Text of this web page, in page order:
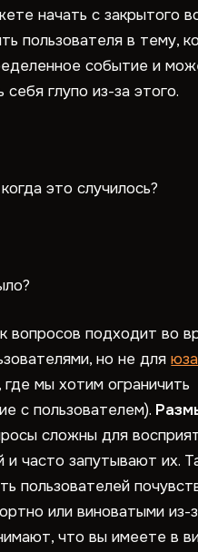
начать с закрытого
пользователя в тему,
событие и
себя глупо из-за этого.
это случилось?
вопросов подходит во
но не для
, где мы хотим ограничить
с пользователем).
сложны для
и часто запутывают их.
пользователей
или виноватыми из-
что вы имеете в